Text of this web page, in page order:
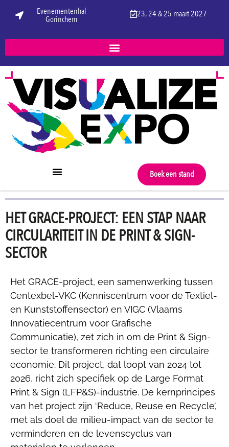
Evenementenhal
Gorinchem
23, 24 & 25 maart 2027
Boek een stand
HET GRACE-PROJECT: EEN STAP NAAR
CIRCULARITEIT IN DE PRINT & SIGN-
SECTOR
Het GRACE-project, een samenwerking tussen
Centexbel-VKC (Kenniscentrum voor de Textiel-
en Kunststoffensector) en VIGC (Vlaams
Innovatiecentrum voor Grafische
Communicatie), zet zich in om de Print & Sign-
sector te transformeren richting een circulaire
economie. Dit project, dat loopt van 2024 tot
2026, richt zich specifiek op de Large Format
Print & Sign (LFP&S)-industrie. De kernprincipes
van het project zijn ‘Reduce, Reuse en Recycle’,
met als doel de milieu-impact van de sector te
verminderen en de levenscyclus van